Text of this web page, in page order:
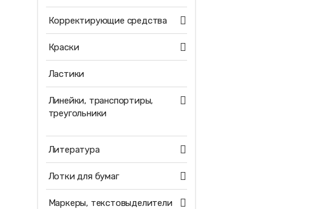
Корректирующие средства
Краски
Ластики
Линейки, транспортиры,
треугольники
Литература
Лотки для бумаг
Маркеры, текстовыделители